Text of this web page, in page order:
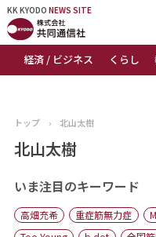
KK KYODO NEWS SITE
経済 / ビジネス くらし
KK KYODONEWS SITE
トップページ
ニュース
おすすめコンテンツ
出版物
トップ › 北山太樹
北山太樹
いま注目のキーワード
高畑充希 重症筋無力症